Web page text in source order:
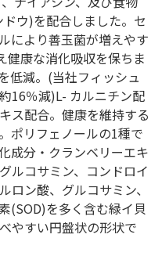
ウ)を配合しました。セ
により善玉菌が増えやす
健康な消化吸収を保ちま
低減。(当社フィッシュ
16％減)L- カルニチン配
ス配合。健康を維持する
ポリフェノールの1種で
成分・クランベリーエキ
ルコサミン、コンドロイ
ロン酸、グルコサミン、
(SOD)を多く含む緑イ貝
やすい円盤状の形状で